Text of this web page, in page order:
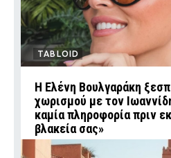
TABLOID
Η Ελένη Βουλγαράκη
χωρισμού με τον
καμία πληροφορία πριν
βλακεία σας»